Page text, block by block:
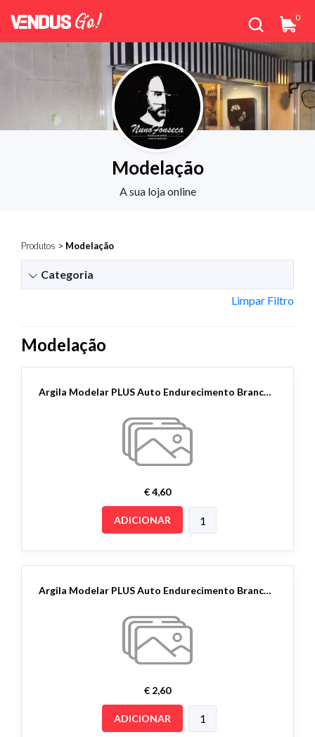
0
Modelação
A sua loja online
Produtos > Modelação
Categoria
Limpar Filtro
Modelação
Argila Modelar PLUS Auto Endurecimento Branco 1Kg
€ 4,60
ADICIONAR
Argila Modelar PLUS Auto Endurecimento Branco 500gr
€ 2,60
ADICIONAR